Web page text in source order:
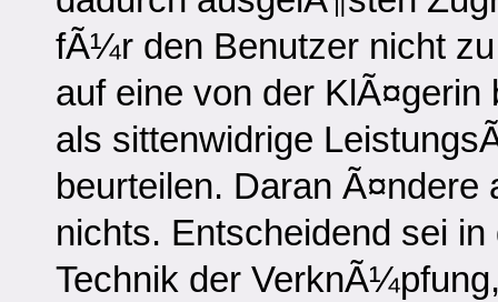
fÃ¼r den Benutzer nicht
auf eine von der
als sittenwidrige
beurteilen. Daran
nichts. Entscheidend sei
Technik der